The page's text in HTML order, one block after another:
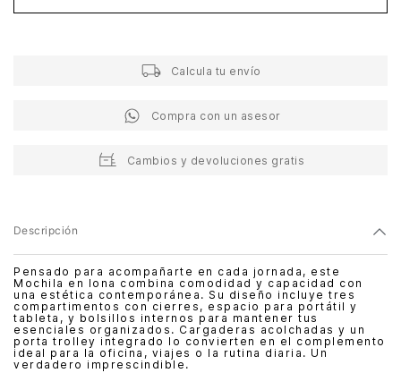
Calcula tu envío
Compra con un asesor
Cambios y devoluciones gratis
Descripción
Pensado para acompañarte en cada jornada, este
Mochila en lona combina comodidad y capacidad con
una estética contemporánea. Su diseño incluye tres
compartimentos con cierres, espacio para portátil y
tableta, y bolsillos internos para mantener tus
esenciales organizados. Cargaderas acolchadas y un
porta trolley integrado lo convierten en el complemento
ideal para la oficina, viajes o la rutina diaria. Un
verdadero imprescindible.